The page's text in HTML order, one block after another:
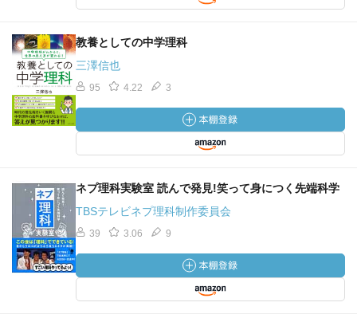
教養としての中学理科
三澤信也
95 4.22 3
ネプ理科実験室 読んで発見!笑って身につく先端科学
TBSテレビネプ理科制作委員会
39 3.06 9